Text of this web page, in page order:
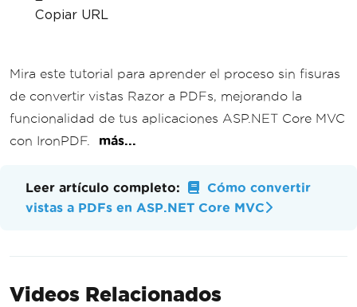
Copiar URL
Mira este tutorial para aprender el proceso sin fisuras
de convertir vistas Razor a PDFs, mejorando la
funcionalidad de tus aplicaciones ASP.NET Core MVC
con IronPDF.
más...
Leer artículo completo:
Cómo convertir
vistas a PDFs en ASP.NET Core MVC
Videos Relacionados